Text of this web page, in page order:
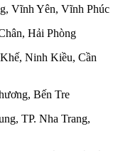
Vĩnh Yên, Vĩnh Phúc
Hải Phòng
Ninh Kiều, Cần
Bến Tre
TP. Nha Trang,